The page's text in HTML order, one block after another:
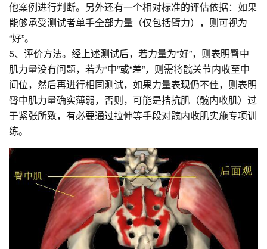
他案例进行判断。另外还有一个相对标准的评估依据：如果
能够承受测试者单手全部力量（仅包括臂力），则可视为
“好”。
5、评价方法。经上述测试后，若力量为“好”，则表明臀中
肌力量没有问题，若为“中”或“差”，则需将髋关节内收至中
间位，然后再进行相同测试，如果力量表现仍不佳，则表明
臀中肌力量确实薄弱，否则，可能是拮抗肌（髋内收肌）过
于紧张所致，有必要通过拉伸等手段对髋内收肌实施专项训
练。